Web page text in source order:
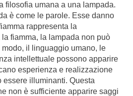
filosofia umana a una lampada.
è come le parole. Esse danno
rappresenta la
fiamma, la lampada non può
il linguaggio umano, le
intellettuale possono apparire
esperienza e realizzazione
essere illuminanti. Questa
non è sufficiente apparire saggi